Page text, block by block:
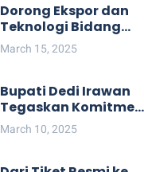
Dorong Ekspor dan
Teknologi Bidang
Perikanan, Bupati
Pesisir Barat Audiensi
March 15, 2025
Bupati Dedi Irawan
Tegaskan Komitmen
Kepemimpinan yang
Berpihak kepada
March 10, 2025